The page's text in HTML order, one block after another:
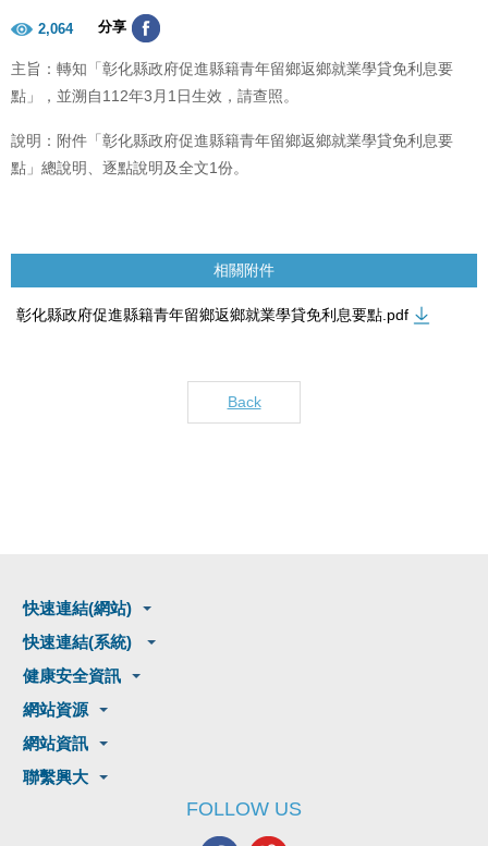
2,064 分享
主旨：轉知「彰化縣政府促進縣籍青年留鄉返鄉就業學貸免利息要
點」，並溯自112年3月1日生效，請查照。
說明：附件「彰化縣政府促進縣籍青年留鄉返鄉就業學貸免利息要
點」總說明、逐點說明及全文1份。
相關附件
彰化縣政府促進縣籍青年留鄉返鄉就業學貸免利息要點.pdf
Back
快速連結(網站)
快速連結(系統)
健康安全資訊
網站資源
網站資訊
聯繫興大
FOLLOW US